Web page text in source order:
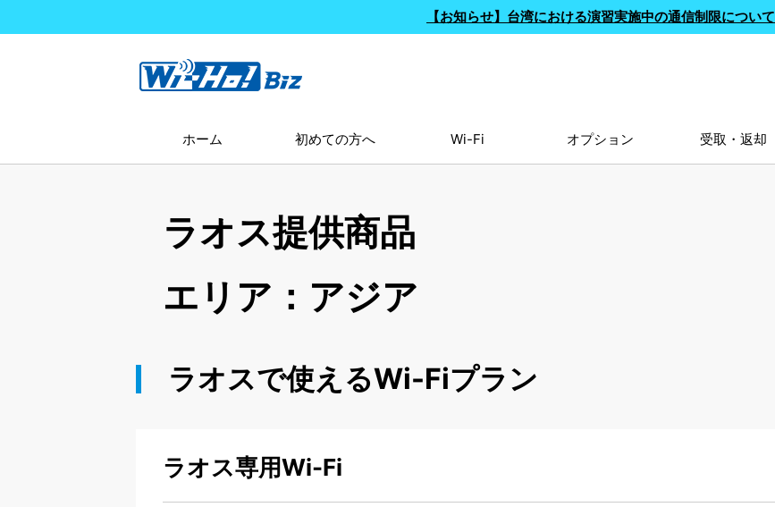
【お知らせ】台湾における演習実施中の通信制限について
ホーム 初めての方へ Wi-Fi オプション 受取・返却
ラオス提供商品
エリア：アジア
ラオスで使えるWi-Fiプラン
ラオス専用Wi-Fi